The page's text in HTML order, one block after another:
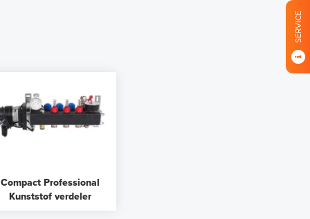
Compact Professional
Kunststof verdeler
SERVICE